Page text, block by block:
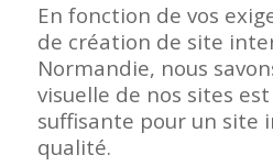
En fonction de vos
de création de site
Normandie, nous
visuelle de nos sites
suffisante pour un site
qualité.